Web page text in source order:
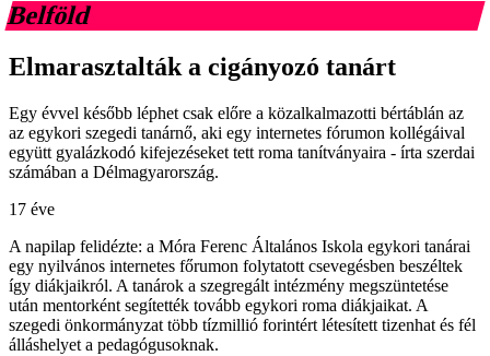
Belföld
Elmarasztalták a cigányozó tanárt
Egy évvel később léphet csak előre a közalkalmazotti bértáblán az
az egykori szegedi tanárnő, aki egy internetes fórumon kollégáival
együtt gyalázkodó kifejezéseket tett roma tanítványaira - írta szerdai
számában a Délmagyarország.
17 éve
A napilap felidézte: a Móra Ferenc Általános Iskola egykori tanárai
egy nyilvános internetes főrumon folytatott csevegésben beszéltek
így diákjaikról. A tanárok a szegregált intézmény megszüntetése
után mentorként segítették tovább egykori roma diákjaikat. A
szegedi önkormányzat több tízmillió forintért létesített tizenhat és fél
álláshelyet a pedagógusoknak.